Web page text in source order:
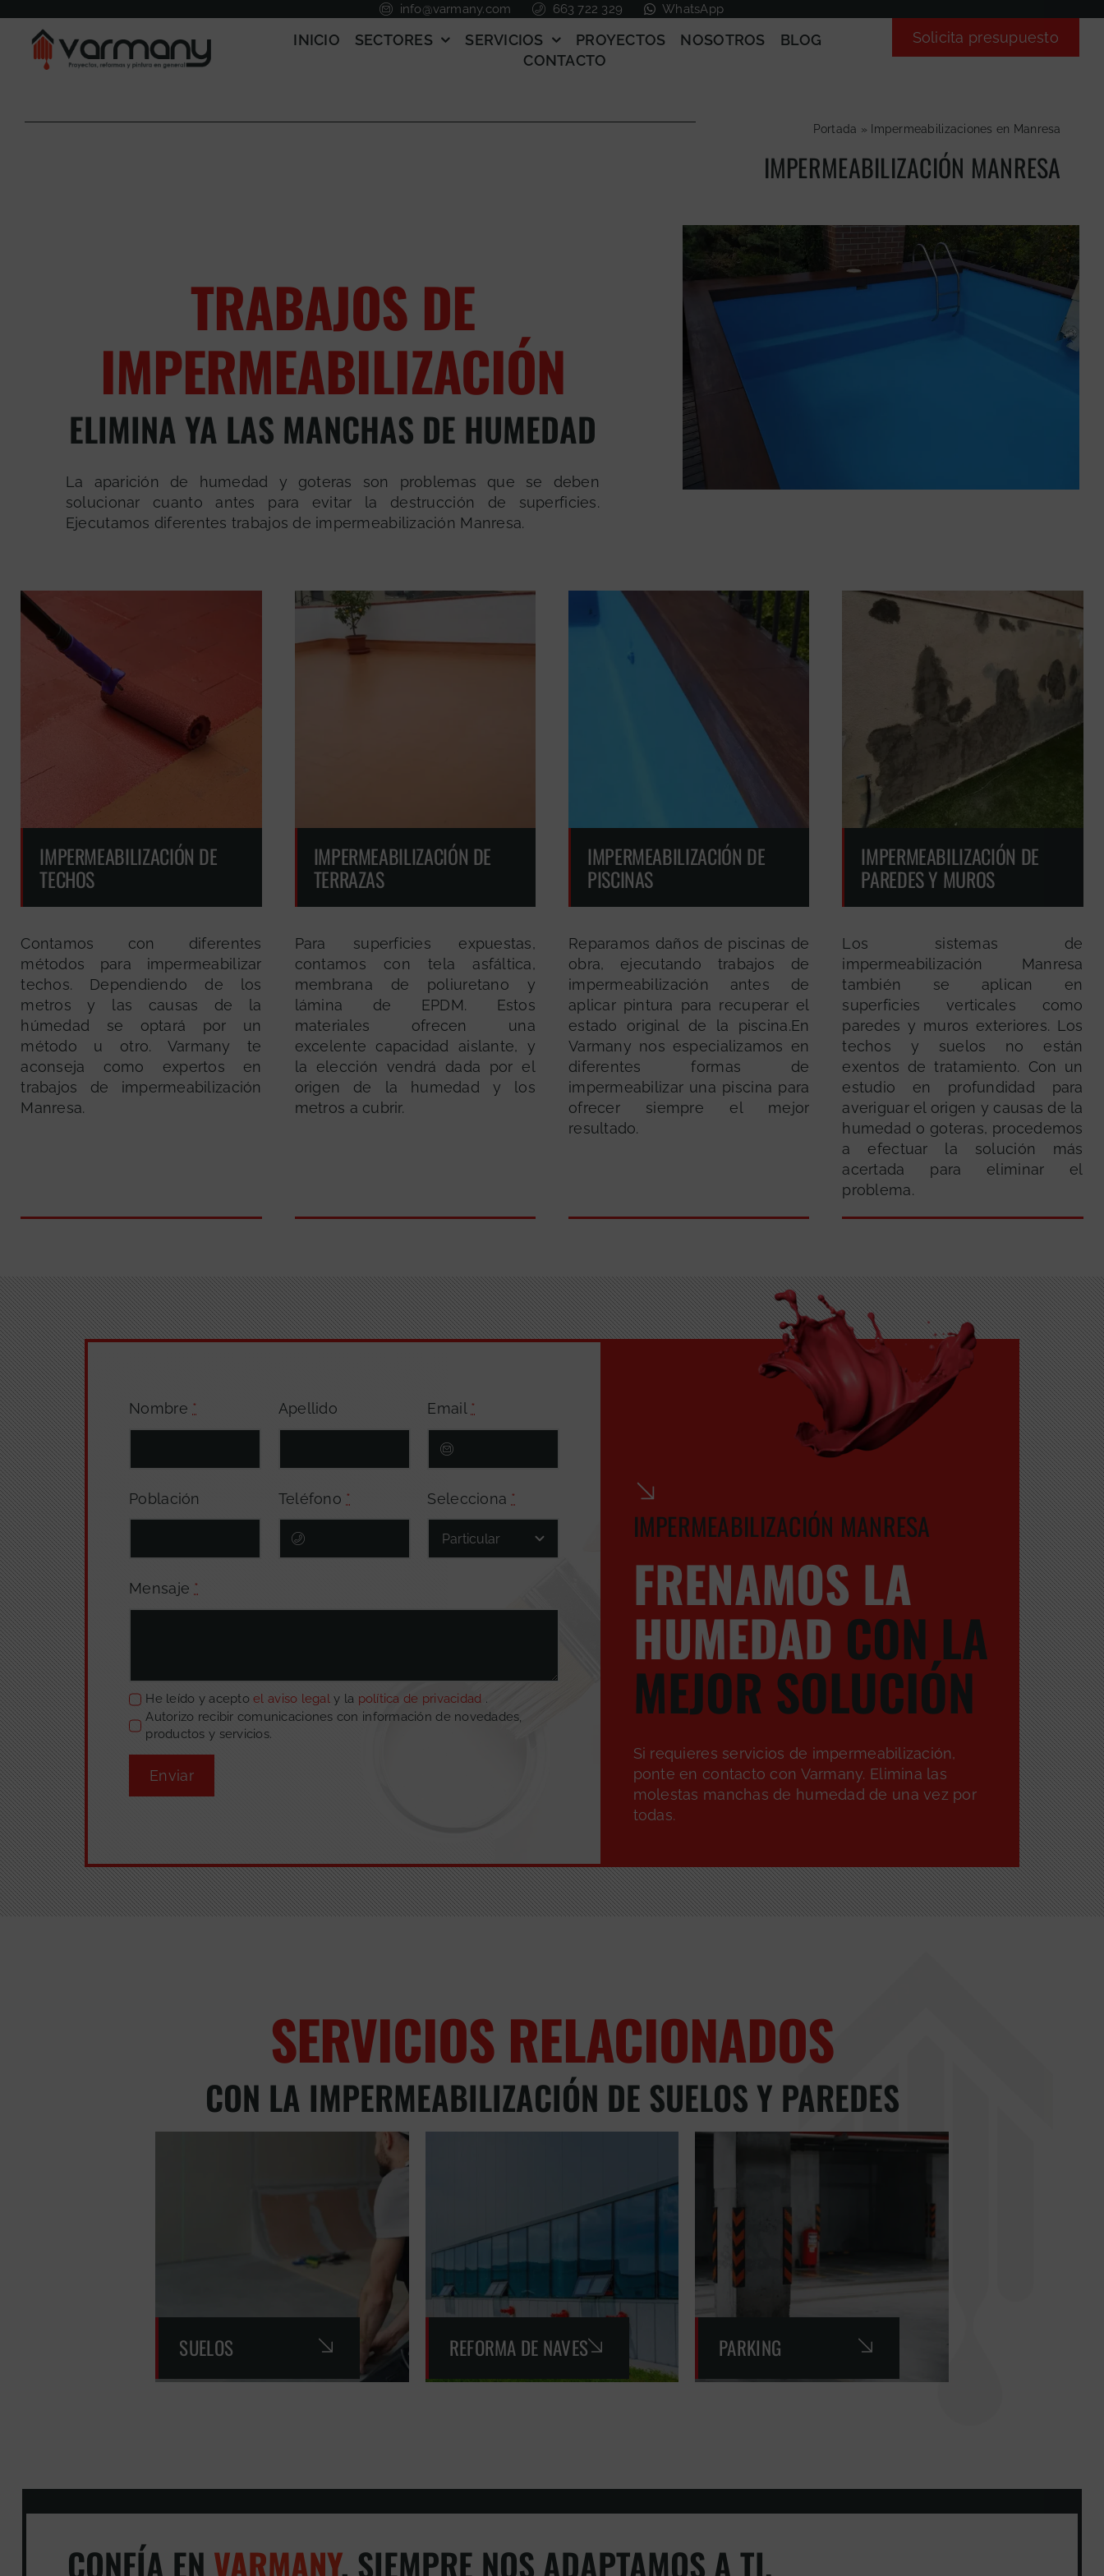
contenido
info@varmany.com 663 722 329 WhatsApp
INICIO SECTORES SERVICIOS PROYECTOS NOSOTROS
BLOG
CONTACTO
Solicita presupuesto
Portada » Impermeabilizaciones en Manresa
IMPERMEABILIZACIÓN MANRESA
TRABAJOS DE
IMPERMEABILIZACIÓN
ELIMINA YA LAS MANCHAS DE HUMEDAD
La aparición de humedad y goteras son problemas que se deben
solucionar cuanto antes para evitar la destrucción de superficies.
Ejecutamos diferentes trabajos de impermeabilización Manresa.
IMPERMEABILIZACIÓN DE
TECHOS
Contamos con diferentes
métodos para impermeabilizar
techos. Dependiendo de los
metros y las causas de la
húmedad se optará por un
método u otro. Varmany te
aconseja como expertos en
trabajos de impermeabilización
Manresa.
IMPERMEABILIZACIÓN DE
TERRAZAS
Para superficies expuestas,
contamos con tela asfáltica,
membrana de poliuretano y
lámina de EPDM. Estos
materiales ofrecen una
excelente capacidad aislante, y
la elección vendrá dada por el
origen de la humedad y los
metros a cubrir.
IMPERMEABILIZACIÓN DE
PISCINAS
Reparamos daños de piscinas de
obra, ejecutando trabajos de
impermeabilización antes de
aplicar pintura para recuperar el
estado original de la piscina.En
Varmany nos especializamos en
diferentes formas de
impermeabilizar una piscina para
ofrecer siempre el mejor
resultado.
IMPERMEABILIZACIÓN DE
PAREDES Y MUROS
Los sistemas de
impermeabilización Manresa
también se aplican en
superficies verticales como
paredes y muros exteriores. Los
techos y suelos no están
exentos de tratamiento. Con un
estudio en profundidad para
averiguar el origen y causas de la
humedad o goteras, procedemos
a efectuar la solución más
acertada para eliminar el
problema.
Nombre * Apellido Email *
Población Teléfono * Selecciona *
Mensaje *
He leído y aceptoel aviso legaly la política de privacidad .
Autorizo recibir comunicaciones con información de novedades,
productos y servicios.
Enviar
IMPERMEABILIZACIÓN MANRESA
FRENAMOS LA
HUMEDAD CON LA
MEJOR SOLUCIÓN
Si requieres servicios de impermeabilización,
ponte en contacto con Varmany. Elimina las
molestas manchas de humedad de una vez por
todas.
SERVICIOS RELACIONADOS
CON LA IMPERMEABILIZACIÓN DE SUELOS Y PAREDES
SUELOS REFORMA DE NAVES PARKING
CONFÍA EN VARMANY, SIEMPRE NOS ADAPTAMOS A TI.
GRATUITA